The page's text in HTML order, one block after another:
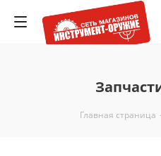
Главная страница -